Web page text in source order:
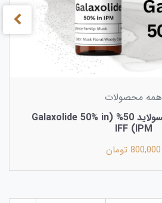
همه محصولات
مولکول عطری گالاکسولاید 50% (Galaxolide 50% in
IPM) IFF
800,000 تومان